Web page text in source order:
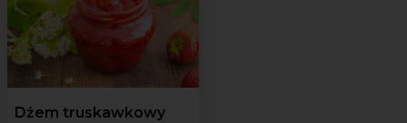
Dżem truskawkowy